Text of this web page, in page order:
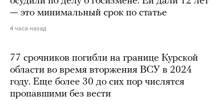
— это минимальный срок по статье
4 часа назад
77 срочников погибли на границе Курской
области во время вторжения ВСУ в 2024
году. Еще более 30 до сих пор числятся
пропавшими без вести